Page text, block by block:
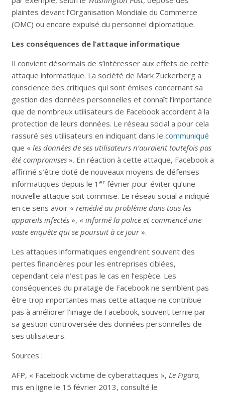
plaintes devant l’Organisation Mondiale du Commerce
(OMC) ou encore expulsé du personnel diplomatique.
Les conséquences de l’attaque informatique
Il convient désormais de s’intéresser aux effets de cette
attaque informatique. La société de Mark Zuckerberg a
conscience des critiques qui sont émises concernant sa
gestion des données personnelles et connaît l’importance
que de nombreux utilisateurs de Facebook accordent à la
protection de leurs données. Le réseau social a pour cela
rassuré ses utilisateurs en indiquant dans le communiqué
que « les données de ses utilisateurs n’auraient toutefois pas
été compromises ». En réaction à cette attaque, Facebook a
affirmé s’être doté de nouveaux moyens de défenses
informatiques depuis le 1 erfévrier pour éviter qu’une
nouvelle attaque soit commise. Le réseau social a indiqué
en ce sens avoir « remédié au problème dans tous les
appareils infectés», « informé la police et commencé une
vaste enquête qui se poursuit à ce jour ».
Les attaques informatiques engendrent souvent des
pertes financières pour les entreprises ciblées,
cependant cela n’est pas le cas en l’espèce. Les
conséquences du piratage de Facebook ne semblent pas
être trop importantes mais cette attaque ne contribue
pas à améliorer l’image de Facebook, souvent ternie par
sa gestion controversée des données personnelles de
ses utilisateurs.
Sources :
AFP, « Facebook victime de cyberattaques », Le Figaro,
mis en ligne le 15 février 2013, consulté le